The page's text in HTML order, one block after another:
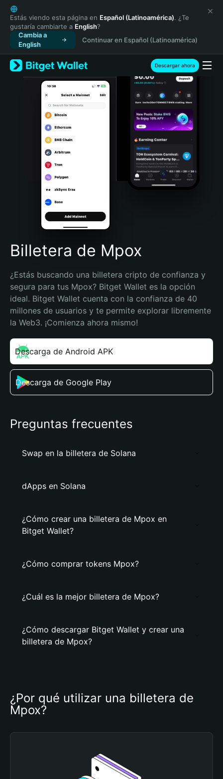
English
日本語
Tiếng Việt
Русский
Español (Latinoamérica)
Türkçe
Italiano
Português (Portugal)
Bahasa Indonesia
Português (Brasil)
Español (Argentina)
Estás viendo esta página en Español (Latinoamérica). ¿Te
gustaría cambiarte a English?
Cambia a
English
Continuar en Español (Latinoamérica)
Descargar ahora
Billetera de Mpox
¿Estás buscando una billetera cripto de confianza y
segura para tus Mpox? Bitget Wallet es la opción
ideal. Bitget Wallet cuenta con la confianza de 40
millones de usuarios y te permite explorar libremente
la Web3. ¡Comienza ahora mismo!
Descarga de Android APK
Descarga de Google Play
Preguntas frecuentes
Swap en la billetera de Solana
dApps en Solana
¿Cómo crear una billetera de Mpox en
Bitget Wallet?
¿Cómo comprar tokens Mpox?
¿Cuál es la mejor billetera de Mpox?
¿Cómo descargar Bitget Wallet y crear una
billetera de Mpox?
¿Por qué utilizar una billetera de
Mpox?